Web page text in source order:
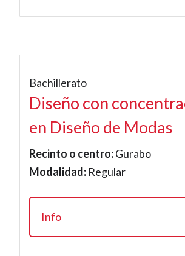
Bachillerato
Diseño con
en Diseño de Modas
Recinto o centro:Gurabo
Modalidad: Regular
Info